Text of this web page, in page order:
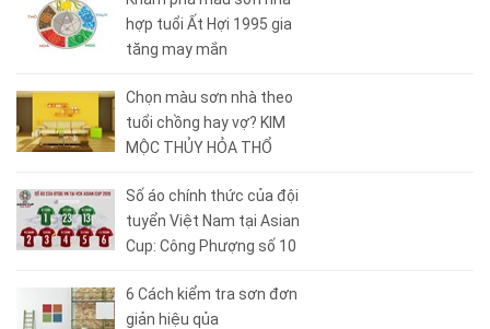
hợp tuổi Ất Hợi 1995 gia
tăng may mắn
Chọn màu sơn nhà theo
tuổi chồng hay vợ? KIM
MỘC THỦY HỎA THỔ
Số áo chính thức của đội
tuyển Việt Nam tại Asian
Cup: Công Phượng số 10
6 Cách kiểm tra sơn đơn
giản hiệu qủa